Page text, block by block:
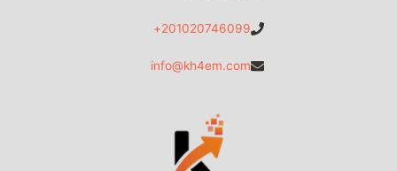
201020746099+
info@kh4em.com